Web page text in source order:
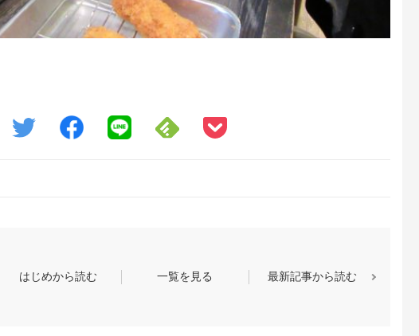
はじめから読む 一覧を見る 最新記事から読む